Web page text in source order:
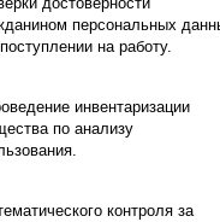
персональных
на работу.
инвентаризации
по анализу
контроля за